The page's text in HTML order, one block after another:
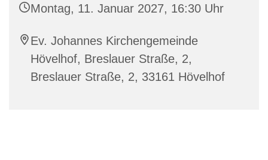
Montag, 11. Januar 2027, 16:30 Uhr
Ev. Johannes Kirchengemeinde
Hövelhof, Breslauer Straße, 2,
Breslauer Straße, 2, 33161 Hövelhof